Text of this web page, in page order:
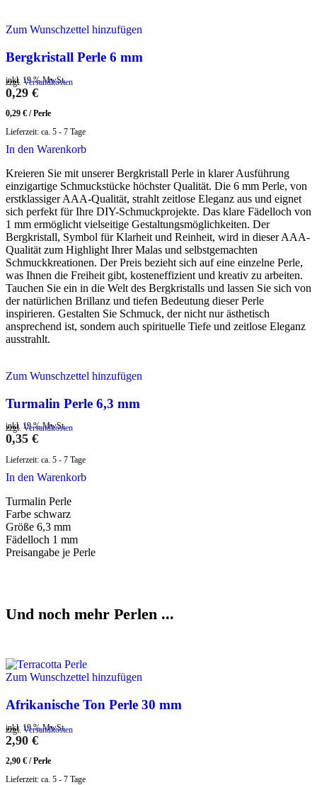
Zum Wunschzettel hinzufügen
Bergkristall Perle 6 mm
inkl. 19 % MwSt.
zzgl. Versandkosten
0,29 €
0,29 € /Perle
Lieferzeit: ca. 5 - 7 Tage
In den Warenkorb
Kreieren Sie mit unserer Bergkristall Perle in klarer Ausführung
einzigartige Schmuckstücke höchster Qualität. Die 6 mm Perle, von
erstklassiger AAA-Qualität, strahlt zeitlose Eleganz aus und eignet
sich perfekt für Ihre DIY-Schmuckprojekte. Das klare Fädelloch von
1 mm ermöglicht vielseitige Gestaltungsmöglichkeiten. Der
Bergkristall, Symbol für Klarheit und Reinheit, wird in dieser AAA-
Qualität zum Highlight Ihrer Malas und selbstgemachten
Schmuckkreationen. Der Preis bezieht sich auf eine einzelne Perle,
was Ihnen die Freiheit gibt, kosteneffizient und kreativ zu arbeiten.
Tauchen Sie ein in die Welt des Bergkristalls und lassen Sie sich von
der natürlichen Brillanz und tiefen Bedeutung dieser Perle
inspirieren. Gestalten Sie Schmuck, der nicht nur ästhetisch
ansprechend ist, sondern auch spirituelle Tiefe und zeitlose Eleganz
ausstrahlt.
Zum Wunschzettel hinzufügen
Turmalin Perle 6,3 mm
inkl. 19 % MwSt.
zzgl. Versandkosten
0,35 €
Lieferzeit: ca. 5 - 7 Tage
In den Warenkorb
Turmalin Perle
Farbe schwarz
Größe 6,3 mm
Fädelloch 1 mm
Preisangabe je Perle
Und noch mehr Perlen ...
Zum Wunschzettel hinzufügen
Afrikanische Ton Perle 30 mm
inkl. 19 % MwSt.
zzgl. Versandkosten
2,90 €
2,90 € /Perle
Lieferzeit: ca. 5 - 7 Tage